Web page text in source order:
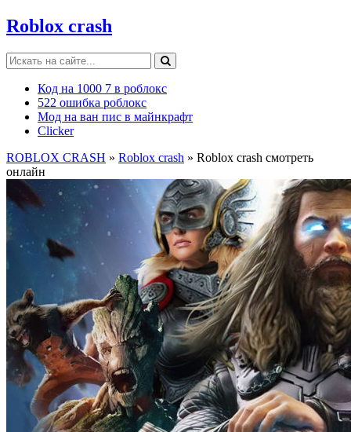
Roblox crash
Код на 1000 7 в роблокс
522 ошибка роблокс
Мод на ван пис в майнкрафт
Clicker
ROBLOX CRASH » Roblox crash » Roblox crash смотреть
онлайн